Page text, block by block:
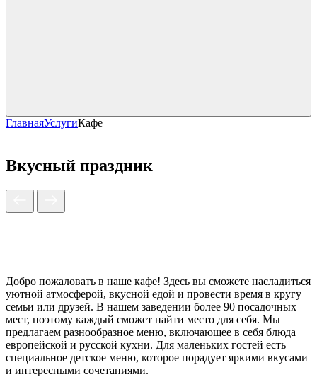
ГлавнаяУслугиКафе
Вкусный праздник
Добро пожаловать в наше кафе! Здесь вы сможете насладиться
уютной атмосферой, вкусной едой и провести время в кругу
семьи или друзей. В нашем заведении более 90 посадочных
мест, поэтому каждый сможет найти место для себя. Мы
предлагаем разнообразное меню, включающее в себя блюда
европейской и русской кухни. Для маленьких гостей есть
специальное детское меню, которое порадует яркими вкусами
и интересными сочетаниями.